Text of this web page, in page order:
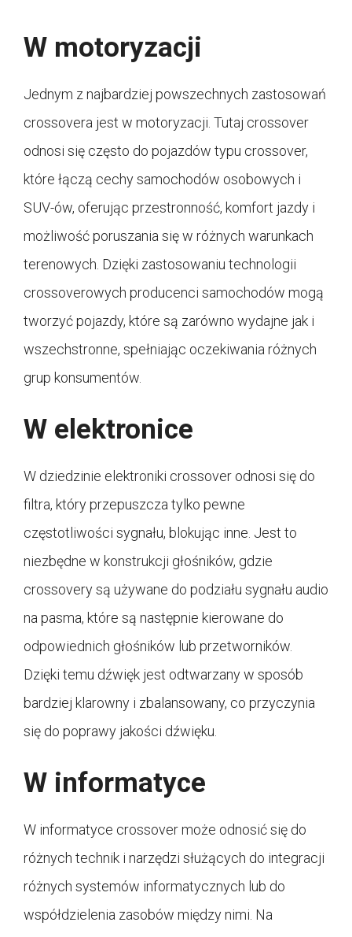
W motoryzacji
Jednym z najbardziej powszechnych zastosowań
crossovera jest w motoryzacji. Tutaj crossover
odnosi się często do pojazdów typu crossover,
które łączą cechy samochodów osobowych i
SUV-ów, oferując przestronność, komfort jazdy i
możliwość poruszania się w różnych warunkach
terenowych. Dzięki zastosowaniu technologii
crossoverowych producenci samochodów mogą
tworzyć pojazdy, które są zarówno wydajne jak i
wszechstronne, spełniając oczekiwania różnych
grup konsumentów.
W elektronice
W dziedzinie elektroniki crossover odnosi się do
filtra, który przepuszcza tylko pewne
częstotliwości sygnału, blokując inne. Jest to
niezbędne w konstrukcji głośników, gdzie
crossovery są używane do podziału sygnału audio
na pasma, które są następnie kierowane do
odpowiednich głośników lub przetworników.
Dzięki temu dźwięk jest odtwarzany w sposób
bardziej klarowny i zbalansowany, co przyczynia
się do poprawy jakości dźwięku.
W informatyce
W informatyce crossover może odnosić się do
różnych technik i narzędzi służących do integracji
różnych systemów informatycznych lub do
współdzielenia zasobów między nimi. Na